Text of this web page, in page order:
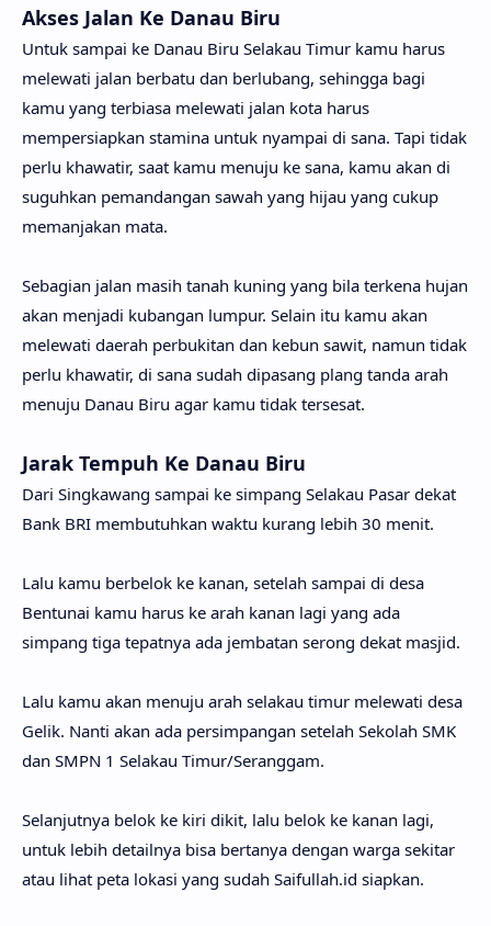
Akses Jalan Ke Danau Biru
Untuk sampai ke Danau Biru Selakau Timur kamu harus
melewati jalan berbatu dan berlubang, sehingga bagi
kamu yang terbiasa melewati jalan kota harus
mempersiapkan stamina untuk nyampai di sana. Tapi tidak
perlu khawatir, saat kamu menuju ke sana, kamu akan di
suguhkan pemandangan sawah yang hijau yang cukup
memanjakan mata.
Sebagian jalan masih tanah kuning yang bila terkena hujan
akan menjadi kubangan lumpur. Selain itu kamu akan
melewati daerah perbukitan dan kebun sawit, namun tidak
perlu khawatir, di sana sudah dipasang plang tanda arah
menuju Danau Biru agar kamu tidak tersesat.
Jarak Tempuh Ke Danau Biru
Dari Singkawang sampai ke simpang Selakau Pasar dekat
Bank BRI membutuhkan waktu kurang lebih 30 menit.
Lalu kamu berbelok ke kanan, setelah sampai di desa
Bentunai kamu harus ke arah kanan lagi yang ada
simpang tiga tepatnya ada jembatan serong dekat masjid.
Lalu kamu akan menuju arah selakau timur melewati desa
Gelik. Nanti akan ada persimpangan setelah Sekolah SMK
dan SMPN 1 Selakau Timur/Seranggam.
Selanjutnya belok ke kiri dikit, lalu belok ke kanan lagi,
untuk lebih detailnya bisa bertanya dengan warga sekitar
atau lihat peta lokasi yang sudah Saifullah.id siapkan.